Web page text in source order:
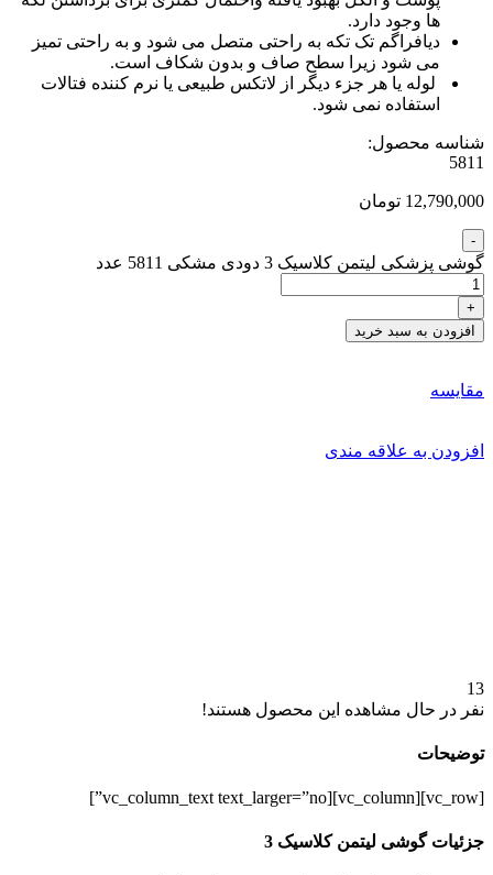
ها وجود دارد.
دیافراگم تک تکه به راحتی متصل می شود و به راحتی تمیز
می شود زیرا سطح صاف و بدون شکاف است.
لوله یا هر جزء دیگر از لاتکس طبیعی یا نرم کننده فتالات
استفاده نمی شود.
شناسه محصول:
5811
12,790,000 تومان
گوشی پزشکی لیتمن کلاسیک 3 دودی مشکی 5811 عدد
افزودن به سبد خرید
مقایسه
افزودن به علاقه مندی
13
نفر در حال مشاهده این محصول هستند!
توضیحات
[vc_row][vc_column][vc_column_text text_larger=”no”]
جزئیات گوشی لیتمن کلاسیک 3